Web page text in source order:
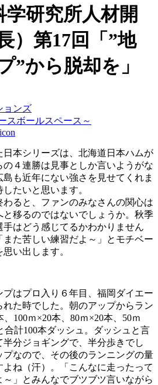
研究所人材開
）第17回「”地
”から脱却を」
ョンズ
スボールスペース～
本シリーズは、北海道日本ハムが
４連勝は見事としか言いようがな
も近年にない強さを見せてくれま
たいと思います。
ると、ファンのみなさんの関心は
移るのではないでしょうか。秋季
はどう感じてるかわかりません
た苦しい練習だよ～」とモチベー
い出します。
はプロ入り６年目、福岡ダイエー
た時でした。朝のアップからラン
100ｍ×20本、80ｍ×20本、50ｍ
計100本ダッシュ。ダッシュと言
分ジョギングで、半分歩きでし
なので、その後のランニングの量
ね（汗）。「こんなに走ったって
」とみんなでブツブツ言いながら